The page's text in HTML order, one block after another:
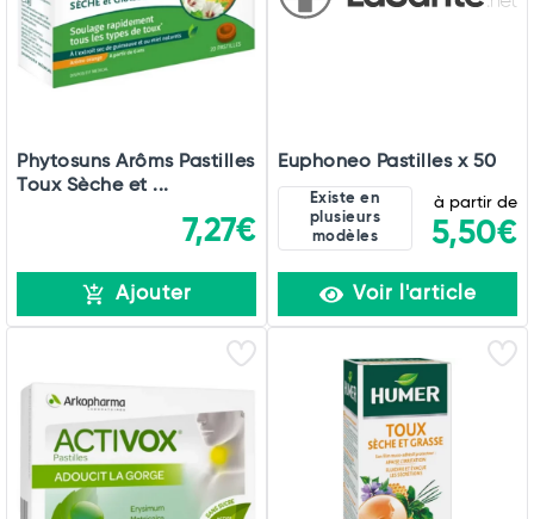
Phytosuns Arôms Pastilles
Toux Sèche et ...
7,27€
Ajouter
Euphoneo Pastilles x 50
Existe en
plusieurs
modèles
à partir de
5,50€
Voir l'article